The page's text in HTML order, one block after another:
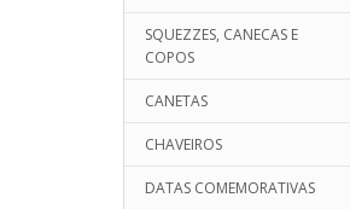
SQUEZZES, CANECAS E
COPOS
CANETAS
CHAVEIROS
DATAS COMEMORATIVAS